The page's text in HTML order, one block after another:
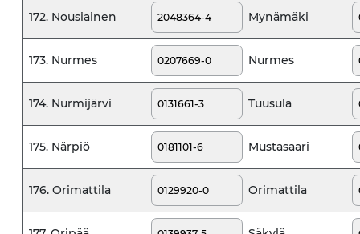
172. Nousiainen Mynämäki
173. Nurmes Nurmes
174. Nurmijärvi Tuusula
175. Närpiö Mustasaari
176. Orimattila Orimattila